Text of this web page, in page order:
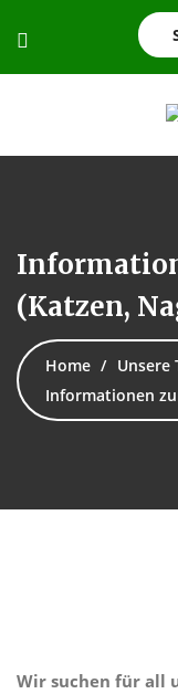
(Katzen,
Home
Unsere
Informationen
Wir suchen für all